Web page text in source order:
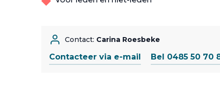
Contact: Carina Roesbeke
Contacteer via e-mail Bel 0485 50 70